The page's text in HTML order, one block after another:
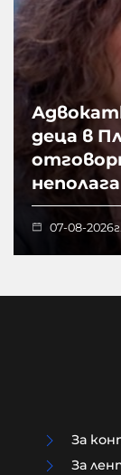
деца в
07-08-2026г.
За
За